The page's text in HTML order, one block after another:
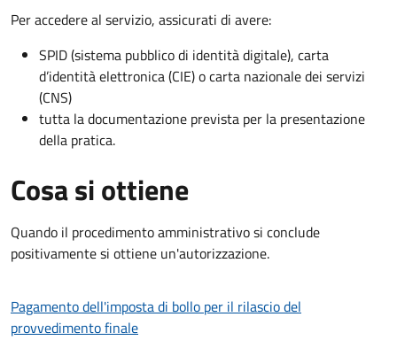
Per accedere al servizio, assicurati di avere:
SPID (sistema pubblico di identità digitale), carta
d’identità elettronica (CIE) o carta nazionale dei servizi
(CNS)
tutta la documentazione prevista per la presentazione
della pratica.
Cosa si ottiene
Quando il procedimento amministrativo si conclude
positivamente si ottiene un'autorizzazione.
Pagamento dell'imposta di bollo per il rilascio del
provvedimento finale